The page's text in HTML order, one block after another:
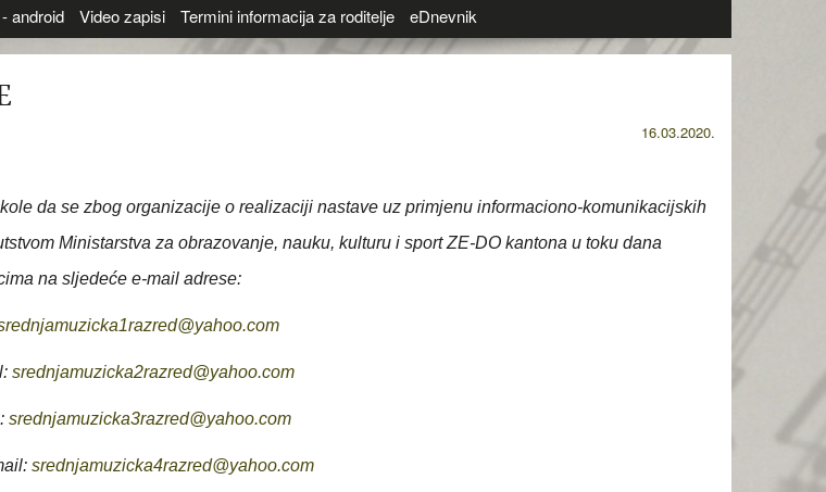
android Video zapisi Termini informacija za roditelje eDnevnik
16.03.2020.
da se zbog organizacije o realizaciji nastave uz primjenu informaciono-komunikacijskih
Ministarstva za obrazovanje, nauku, kulturu i sport ZE-DO kantona u toku dana
na sljedeće e-mail adrese:
srednjamuzicka2razred@yahoo.com
srednjamuzicka3razred@yahoo.com
srednjamuzicka4razred@yahoo.com